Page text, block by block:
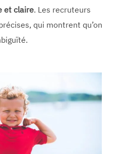
et claire. Les recruteurs
qui montrent qu’on